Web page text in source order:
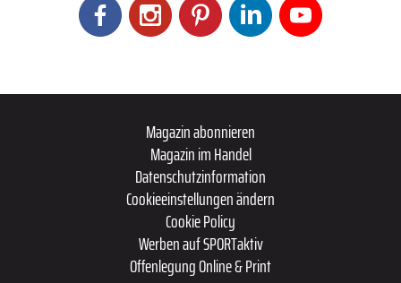
Magazin abonnieren
Magazin im Handel
Datenschutzinformation
Cookieeinstellungen ändern
Cookie Policy
Werben auf SPORTaktiv
Offenlegung Online & Print